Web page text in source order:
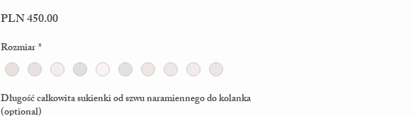
PLN 450.00Price
Rozmiar*
Długość całkowita sukienki od szwu naramiennego do kolanka